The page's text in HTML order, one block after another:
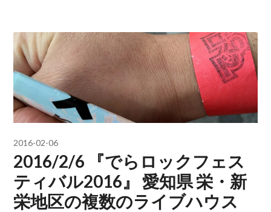
2016-02-06
2016/2/6 『でらロックフェス
ティバル2016』 愛知県 栄・新
栄地区の複数のライブハウス